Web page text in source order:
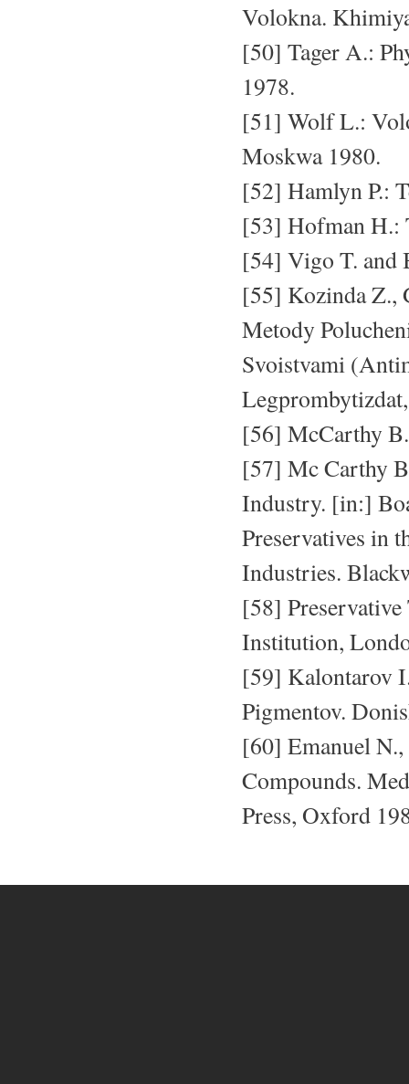
Volokna.
[50] Tager A.:
1978.
[51] Wolf L.:
Moskwa 1980.
[52] Hamlyn P.:
[53] Hofman H.:
[54] Vigo T. and
[55] Kozinda Z.,
Metody
Svoistvami
[56] McCarthy
[57] Mc Carthy
Industry. [in:]
Preservatives in
Industries.
[58]
Institution,
[59] Kalontarov
Pigmentov.
[60] Emanuel
Compounds.
Press, Oxford